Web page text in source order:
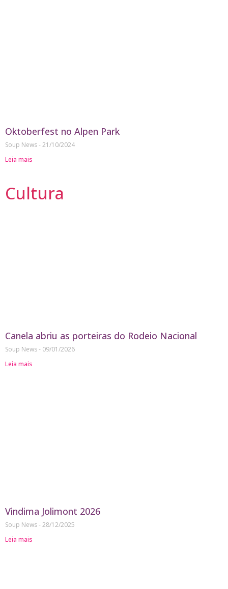
Oktoberfest no Alpen Park
Soup News 21/10/2024
Leia mais
Cultura
Canela abriu as porteiras do Rodeio Nacional
Soup News
09/01/2026
Leia mais
Vindima Jolimont 2026
Soup News 28/12/2025
Leia mais